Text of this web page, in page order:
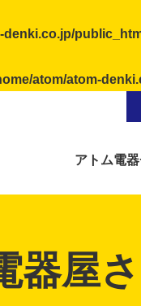
denki.co.jp/
atom/atom-
アトム電
器屋